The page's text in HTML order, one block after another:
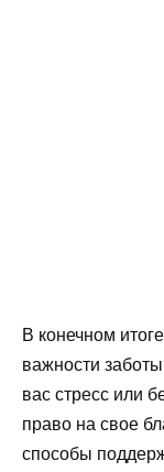
В конечном
важности
вас стресс или
право на свое
способы